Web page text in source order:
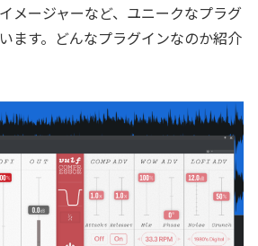
メージャーなど、ユニークなプラグ
ます。どんなプラグインなのか紹介